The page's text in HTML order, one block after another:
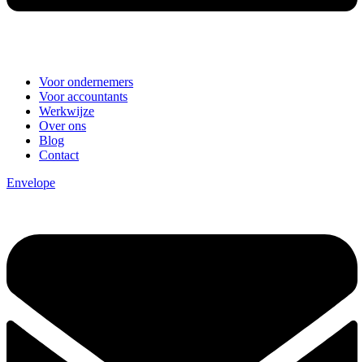
Voor ondernemers
Voor accountants
Werkwijze
Over ons
Blog
Contact
Envelope